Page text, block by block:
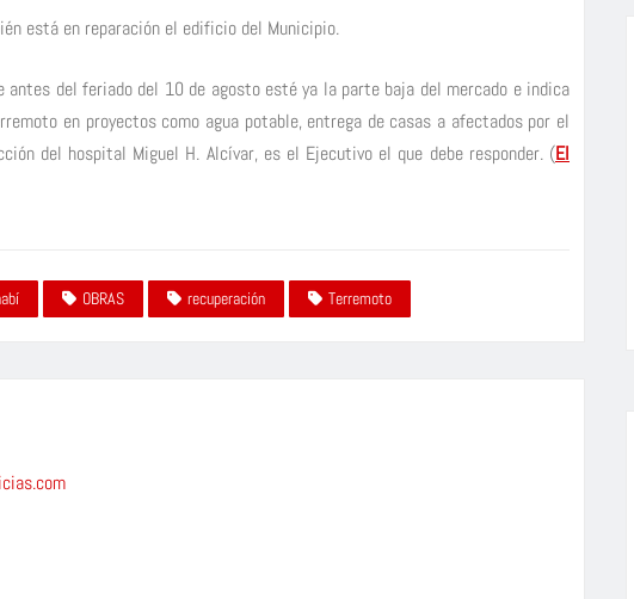
está en reparación el edificio del Municipio.
antes del feriado del 10 de agosto esté ya la parte baja del mercado e indica
en proyectos como agua potable, entrega de casas a afectados por el
del hospital Miguel H. Alcívar, es el Ejecutivo el que debe responder. (El
OBRAS recuperación Terremoto